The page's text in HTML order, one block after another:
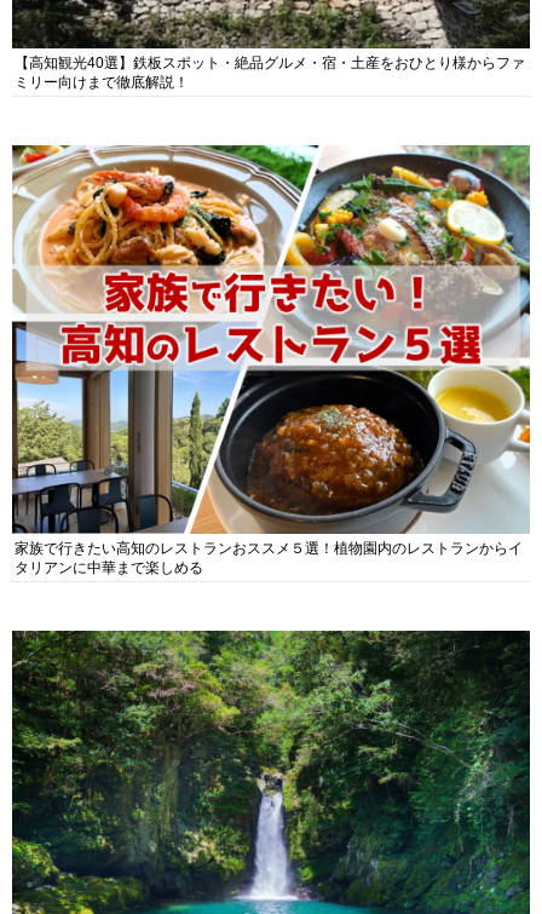
【高知観光40選】鉄板スポット・絶品グルメ・宿・土産をおひとり様からファ
ミリー向けまで徹底解説！
家族で行きたい高知のレストランおススメ５選！植物園内のレストランからイ
タリアンに中華まで楽しめる